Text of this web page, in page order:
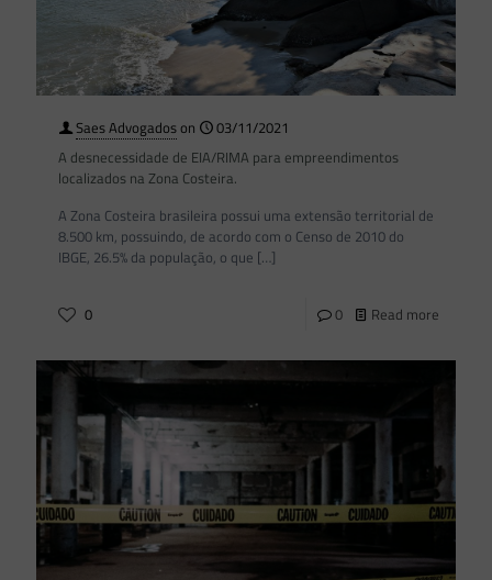
Saes Advogadoson
03/11/2021
A desnecessidade de EIA/RIMA para empreendimentos
localizados na Zona Costeira.
A Zona Costeira brasileira possui uma extensão territorial de
8.500 km, possuindo, de acordo com o Censo de 2010 do
IBGE, 26.5% da população, o que […]
0 0 Read more